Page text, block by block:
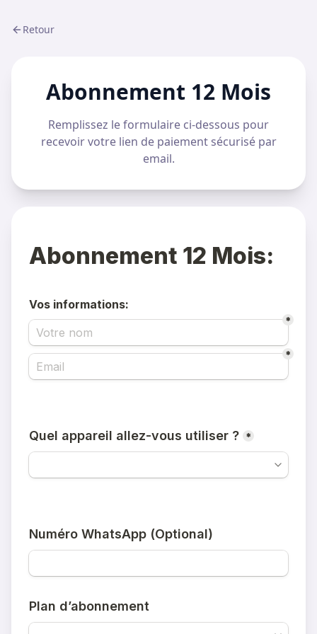
Retour
Abonnement 12 Mois
Remplissez le formulaire ci-dessous pour
recevoir votre lien de paiement sécurisé par
email.